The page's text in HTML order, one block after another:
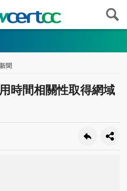
聞
時間相關性取得網域